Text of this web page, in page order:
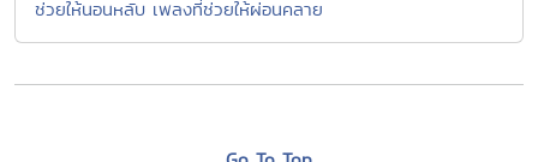
ช่วยให้นอนหลับ เพลงที่ช่วยให้ผ่อนคลาย